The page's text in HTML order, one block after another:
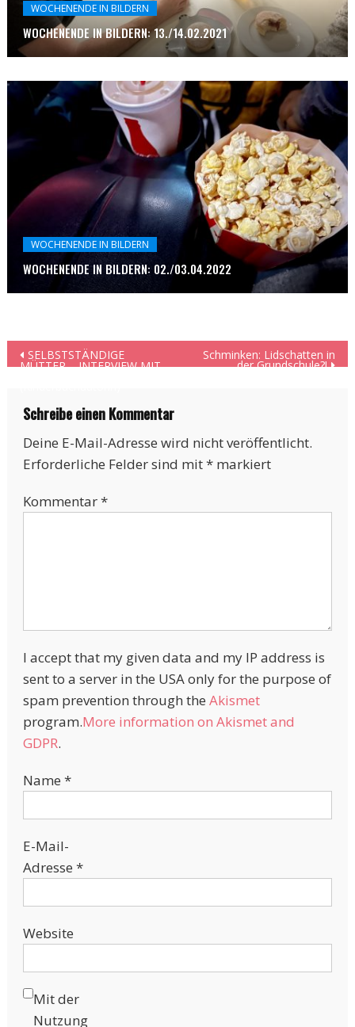
WOCHENENDE IN BILDERN
WOCHENENDE IN BILDERN: 13./14.02.2021
WOCHENENDE IN BILDERN
WOCHENENDE IN BILDERN: 02./03.04.2022
Beitragsnavigation
SELBSTSTÄNDIGE
MÜTTER – INTERVIEW MIT
Schminken: Lidschatten in
der Grundschule?!
Schreibe einen Kommentar
Deine E-Mail-Adresse wird nicht veröffentlicht.
Erforderliche Felder sind mit*markiert
Kommentar*
I accept that my given data and my IP address is
sent to a server in the USA only for the purpose of
spam prevention through the Akismet
program.More information on Akismet and
GDPR.
Name *
E-Mail-
Adresse *
Website
Mit der
Nutzung